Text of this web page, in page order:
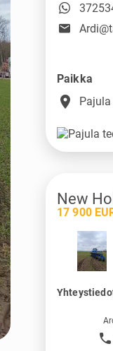
Paikka
place
New
17 900